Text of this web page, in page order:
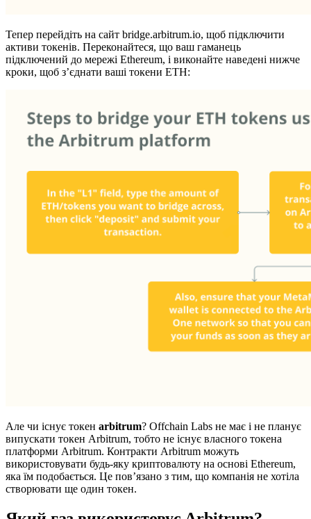
Тепер перейдіть на сайт bridge.arbitrum.io, щоб підключити
активи токенів. Переконайтеся, що ваш гаманець
підключений до мережі Ethereum, і виконайте наведені нижче
кроки, щоб з’єднати ваші токени ETH:
Але чи існує токен arbitrum? Offchain Labs не має і не планує
випускати токен Arbitrum, тобто не існує власного токена
платформи Arbitrum. Контракти Arbitrum можуть
використовувати будь-яку криптовалюту на основі Ethereum,
яка їм подобається. Це пов’язано з тим, що компанія не хотіла
створювати ще один токен.